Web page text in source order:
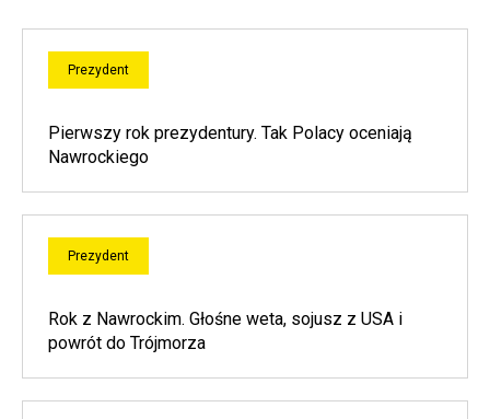
Prezydent
Pierwszy rok prezydentury. Tak Polacy oceniają
Nawrockiego
Prezydent
Rok z Nawrockim. Głośne weta, sojusz z USA i
powrót do Trójmorza